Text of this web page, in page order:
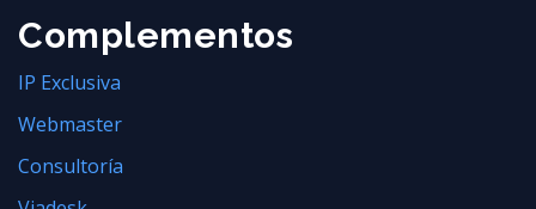
Complementos
IP Exclusiva
Webmaster
Consultoría